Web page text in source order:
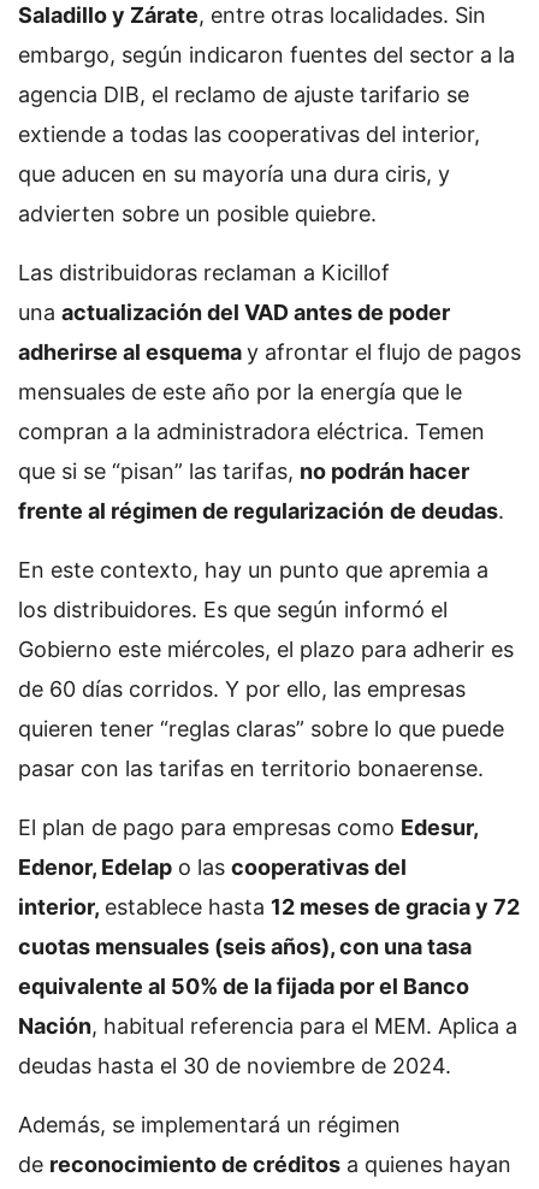
Saladillo y Zárate, entre otras localidades. Sin
embargo, según indicaron fuentes del sector a la
agencia DIB, el reclamo de ajuste tarifario se
extiende a todas las cooperativas del interior,
que aducen en su mayoría una dura ciris, y
advierten sobre un posible quiebre.
Las distribuidoras reclaman a Kicillof
una actualización del VAD antes de poder
adherirse al esquemay afrontar el flujo de pagos
mensuales de este año por la energía que le
compran a la administradora eléctrica. Temen
que si se “pisan” las tarifas, no podrán hacer
frente al régimen de regularización de deudas.
En este contexto, hay un punto que apremia a
los distribuidores. Es que según informó el
Gobierno este miércoles, el plazo para adherir es
de 60 días corridos. Y por ello, las empresas
quieren tener “reglas claras” sobre lo que puede
pasar con las tarifas en territorio bonaerense.
El plan de pago para empresas como Edesur,
Edenor, Edelap o las cooperativas del
interior, establece hasta 12 meses de gracia y 72
cuotas mensuales (seis años), con una tasa
equivalente al 50% de la fijada por el Banco
Nación, habitual referencia para el MEM. Aplica a
deudas hasta el 30 de noviembre de 2024.
Además, se implementará un régimen
de reconocimiento de créditos a quienes hayan